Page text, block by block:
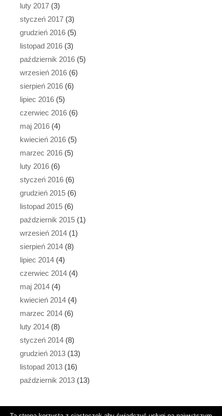
luty 2017 (3)
styczeń 2017 (3)
grudzień 2016 (5)
listopad 2016 (3)
październik 2016 (5)
wrzesień 2016 (6)
sierpień 2016 (6)
lipiec 2016 (5)
czerwiec 2016 (6)
maj 2016 (4)
kwiecień 2016 (5)
marzec 2016 (5)
luty 2016 (6)
styczeń 2016 (6)
grudzień 2015 (6)
listopad 2015 (6)
październik 2015 (1)
wrzesień 2014 (1)
sierpień 2014 (8)
lipiec 2014 (4)
czerwiec 2014 (4)
maj 2014 (4)
kwiecień 2014 (4)
marzec 2014 (6)
luty 2014 (8)
styczeń 2014 (8)
grudzień 2013 (13)
listopad 2013 (16)
październik 2013 (13)